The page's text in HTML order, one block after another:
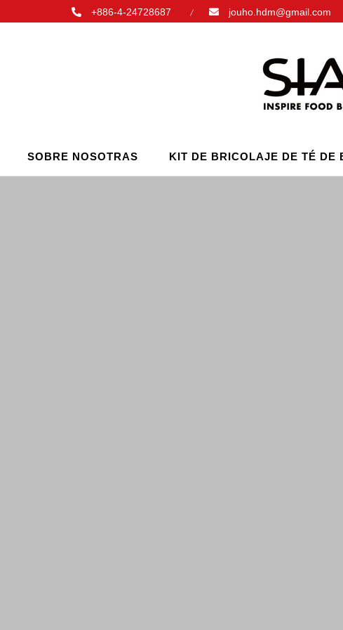
+886-4-24728687 jouho.hdm@gmail.com
SOBRE NOSOTRAS KIT DE BRICOLAJE DE TÉ DE